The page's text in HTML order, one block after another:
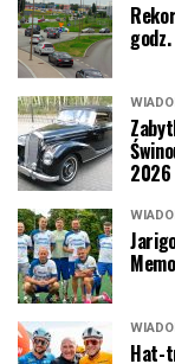
2026
Hat-